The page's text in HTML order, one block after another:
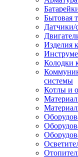
Бытовая
Датчики/
Изделия
Колодки
системы
Котлы и